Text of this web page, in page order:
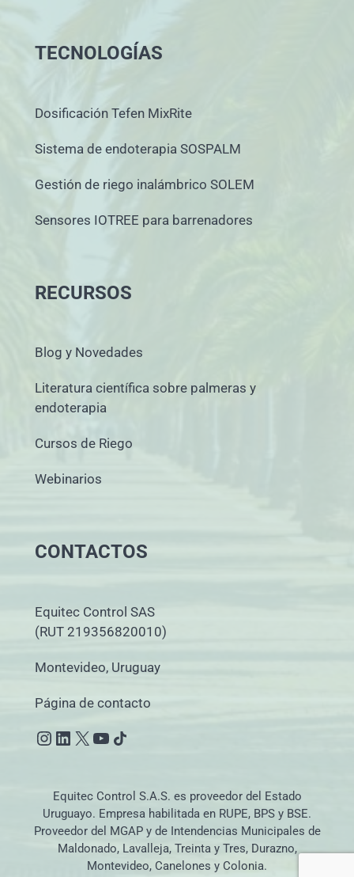
TECNOLOGÍAS
Dosificación Tefen MixRite
Sistema de endoterapia SOSPALM
Gestión de riego inalámbrico SOLEM
Sensores IOTREE para barrenadores
RECURSOS
Blog y Novedades
Literatura científica sobre palmeras y
endoterapia
Cursos de Riego
Webinarios
CONTACTOS
Equitec Control SAS
(RUT 219356820010)
Montevideo, Uruguay
Página de contacto
Instagram
LinkedIn
X YouTube
Icono de compartir
Equitec Control S.A.S. es proveedor del Estado
Uruguayo. Empresa habilitada en RUPE, BPS y BSE.
Proveedor del MGAP y de Intendencias Municipales de
Maldonado, Lavalleja, Treinta y Tres, Durazno,
Montevideo, Canelones y Colonia.